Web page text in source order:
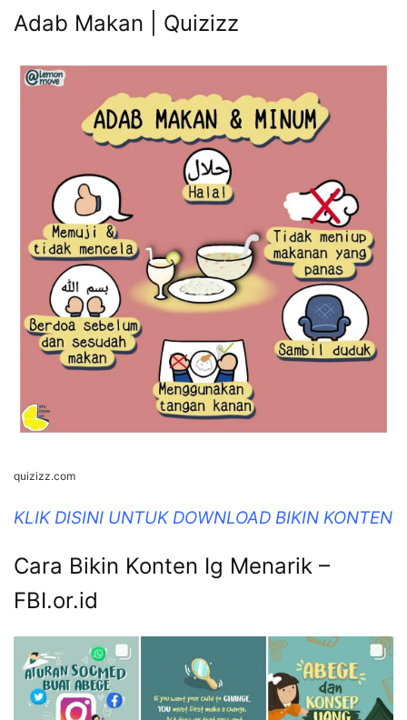
Adab Makan | Quizizz
quizizz.com
KLIK DISINI UNTUK DOWNLOAD BIKIN KONTEN
Cara Bikin Konten Ig Menarik –
FBI.or.id